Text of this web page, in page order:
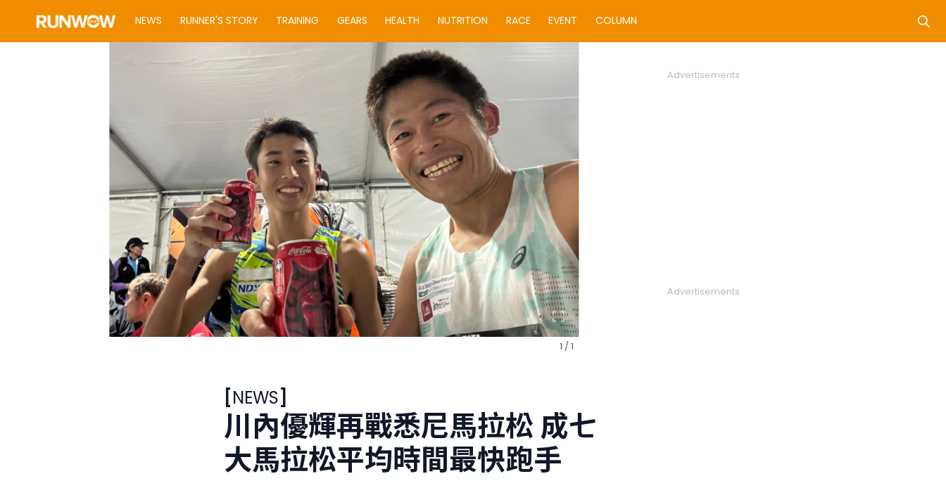
NEWS RUNNER'S STORY TRAINING GEARS HEALTH NUTRITION RACE EVENT COLUMN
1 / 1
NEWS
川內優輝再戰悉尼馬拉松 成七
大馬拉松平均時間最快跑手
Advertisements
Advertisements